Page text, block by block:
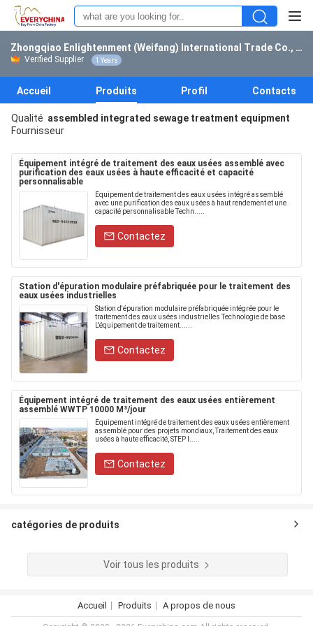
Zhongqiao Enlightenment (Weifang) International Trade Co., Ltd.
Verified Supplier 1 Years
Accueil Produits Profil Contacts
Qualité assembled integrated sewage treatment equipment
Fournisseur
Équipement intégré de traitement des eaux usées assemblé avec
purification des eaux usées à haute efficacité et capacité
personnalisable
Équipement de traitement des eaux usées intégré assemblé
avec une purification des eaux usées à haut rendement et une
capacité personnalisable Techn.....
Contactez
Station d'épuration modulaire préfabriquée pour le traitement des
eaux usées industrielles
Station d'épuration modulaire préfabriquée intégrée pour le
traitement des eaux usées industrielles Technologie de base
L'équipement de traitement......
Contactez
Équipement intégré de traitement des eaux usées entièrement
assemblé WWTP 10000 M³/jour
Équipement intégré de traitement des eaux usées entièrement
assemblé pour des projets mondiaux, Traitement des eaux
usées à haute efficacité, STEP I.....
Contactez
catégories de produits
Voir tous les produits
Accueil Produits A propos de nous